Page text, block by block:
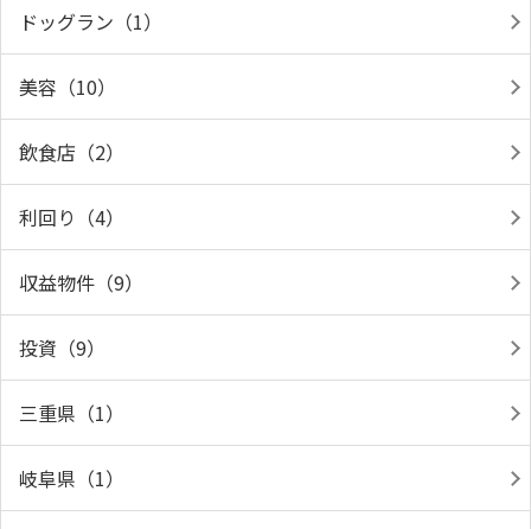
ドッグラン（1）
美容（10）
飲食店（2）
利回り（4）
収益物件（9）
投資（9）
三重県（1）
岐阜県（1）